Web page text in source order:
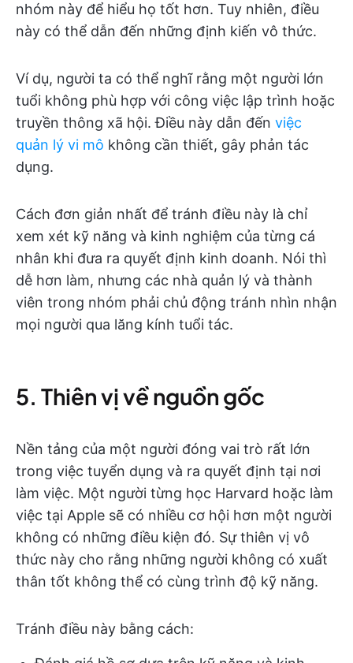
nhóm này để hiểu họ tốt hơn. Tuy nhiên, điều
này có thể dẫn đến những định kiến vô thức.
Ví dụ, người ta có thể nghĩ rằng một người lớn
tuổi không phù hợp với công việc lập trình hoặc
truyền thông xã hội. Điều này dẫn đến việc
quản lý vi mô không cần thiết, gây phản tác
dụng.
Cách đơn giản nhất để tránh điều này là chỉ
xem xét kỹ năng và kinh nghiệm của từng cá
nhân khi đưa ra quyết định kinh doanh. Nói thì
dễ hơn làm, nhưng các nhà quản lý và thành
viên trong nhóm phải chủ động tránh nhìn nhận
mọi người qua lăng kính tuổi tác.
5. Thiên vị về nguồn gốc
Nền tảng của một người đóng vai trò rất lớn
trong việc tuyển dụng và ra quyết định tại nơi
làm việc. Một người từng học Harvard hoặc làm
việc tại Apple sẽ có nhiều cơ hội hơn một người
không có những điều kiện đó. Sự thiên vị vô
thức này cho rằng những người không có xuất
thân tốt không thể có cùng trình độ kỹ năng.
Tránh điều này bằng cách: